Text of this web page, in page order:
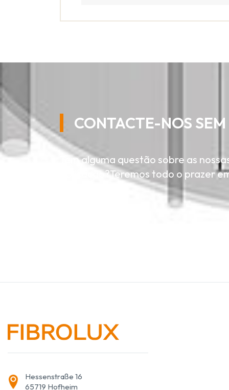
CONTACTE-NOS
Tem alguma questão sobre as
aplicação?Teremos todo o prazer
Hessenstraße 16
65719 Hofheim